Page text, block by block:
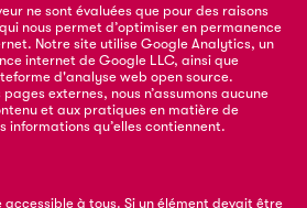
ne sont évaluées que pour des raisons
nous permet d’optimiser en permanence
Notre site utilise Google Analytics, un
internet de Google LLC, ainsi que
d'analyse web open source.
externes, nous n’assumons aucune
et aux pratiques en matière de
informations qu’elles contiennent.
à tous. Si un élément devait être